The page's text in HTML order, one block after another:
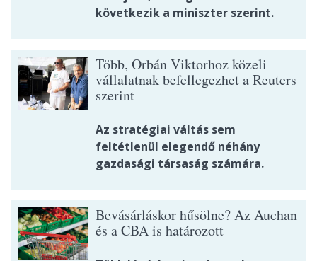
következik a miniszter szerint.
Több, Orbán Viktorhoz közeli
vállalatnak befellegezhet a Reuters
szerint
Az stratégiai váltás sem
feltétlenül elegendő néhány
gazdasági társaság számára.
Bevásárláskor hűsölne? Az Auchan
és a CBA is határozott